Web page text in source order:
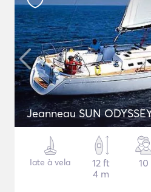
Jeanneau SUN
Iate à vela
12 ft
4 m
10